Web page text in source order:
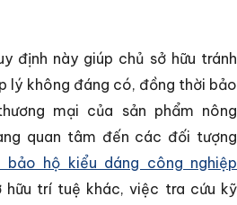
định này giúp chủ sở hữu tránh
lý không đáng có, đồng thời bảo
mại của sản phẩm nông
quan tâm đến các đối tượng
bảo hộ kiểu dáng công nghiệp
hữu trí tuệ khác, việc tra cứu kỹ